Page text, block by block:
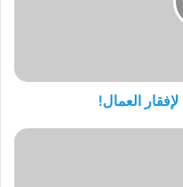
العمال!